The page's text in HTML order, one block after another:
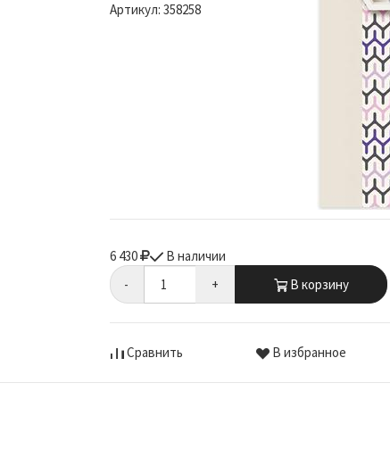
Артикул: 358258
6 430
В наличии
-
+ В корзину
Сравнить В избранное